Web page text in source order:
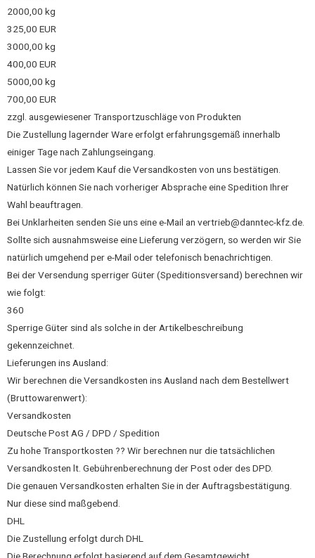
2000,00 kg
325,00 EUR
3000,00 kg
400,00 EUR
5000,00 kg
700,00 EUR
zzgl. ausgewiesener Transportzuschläge von Produkten
Die Zustellung lagernder Ware erfolgt erfahrungsgemäß innerhalb
einiger Tage nach Zahlungseingang.
Lassen Sie vor jedem Kauf die Versandkosten von uns bestätigen.
Natürlich können Sie nach vorheriger Absprache eine Spedition Ihrer
Wahl beauftragen.
Bei Unklarheiten senden Sie uns eine e-Mail an vertrieb@danntec-kfz.de.
Sollte sich ausnahmsweise eine Lieferung verzögern, so werden wir Sie
natürlich umgehend per e-Mail oder telefonisch benachrichtigen.
Bei der Versendung sperriger Güter (Speditionsversand) berechnen wir
wie folgt:
360
Sperrige Güter sind als solche in der Artikelbeschreibung
gekennzeichnet.
Lieferungen ins Ausland:
Wir berechnen die Versandkosten ins Ausland nach dem Bestellwert
(Bruttowarenwert):
Versandkosten
Deutsche Post AG / DPD / Spedition
Zu hohe Transportkosten ?? Wir berechnen nur die tatsächlichen
Versandkosten lt. Gebührenberechnung der Post oder des DPD.
Die genauen Versandkosten erhalten Sie in der Auftragsbestätigung.
Nur diese sind maßgebend.
DHL
Die Zustellung erfolgt durch DHL
Die Berechnung erfolgt basierend auf dem Gesamtgewicht.